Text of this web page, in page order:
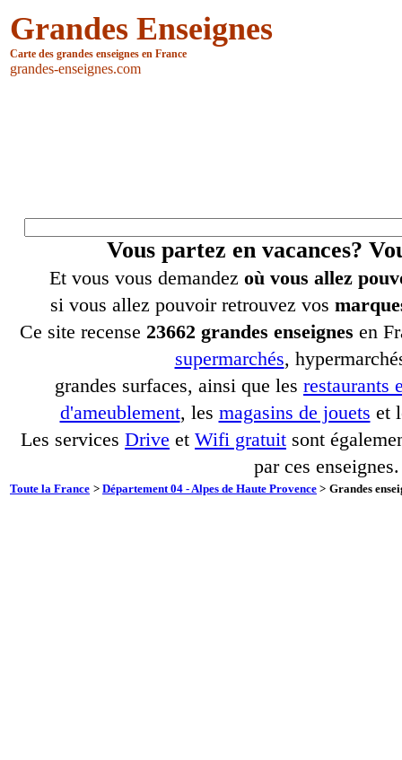
Grandes Enseignes
Carte des grandes enseignes en France
grandes-enseignes.com
Vous partez en vacances?
Et vous vous demandez où vous allez
si vous allez pouvoir retrouvez vos
Ce site recense 23662 grandes enseignes en
supermarchés,
grandes surfaces, ainsi que les restaurants
d'ameublement, les magasins de jouets et
Les services Drive et Wifi gratuit sont
par ces enseignes.
Toute la France > Département 04 - Alpes de Haute Provence > Grandes